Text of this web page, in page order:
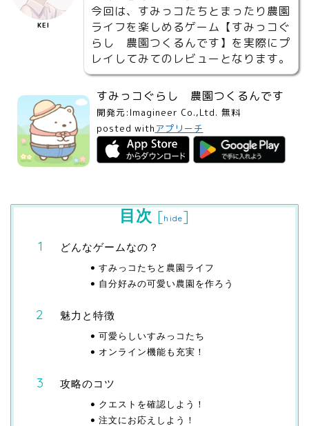
KEI
今回は、すみっコたちとまったり農園
ライフを楽しめるゲーム【すみっコぐ
らし 農園つくるんです】を実際にプ
レイしてみてのレビューとなります。
すみっコぐらし 農園つくるんです
開発元: Imagineer Co.,Ltd. 無料
posted with アプリーチ
目次 [hide]
どんなゲームなの？
すみっコたちと農園ライフ
自分好みの可愛い農園を作ろう
魅力と特徴
可愛らしいすみっコたち
オンライン機能も充実！
攻略のコツ
クエストを確認しよう！
注文にお応えしよう！